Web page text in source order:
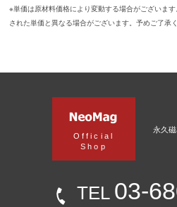
※単価は原材料価格により変動する場合がございま
された単価と異なる場合がございます。予めご了承く
Official
Shop
永久
TEL 03-